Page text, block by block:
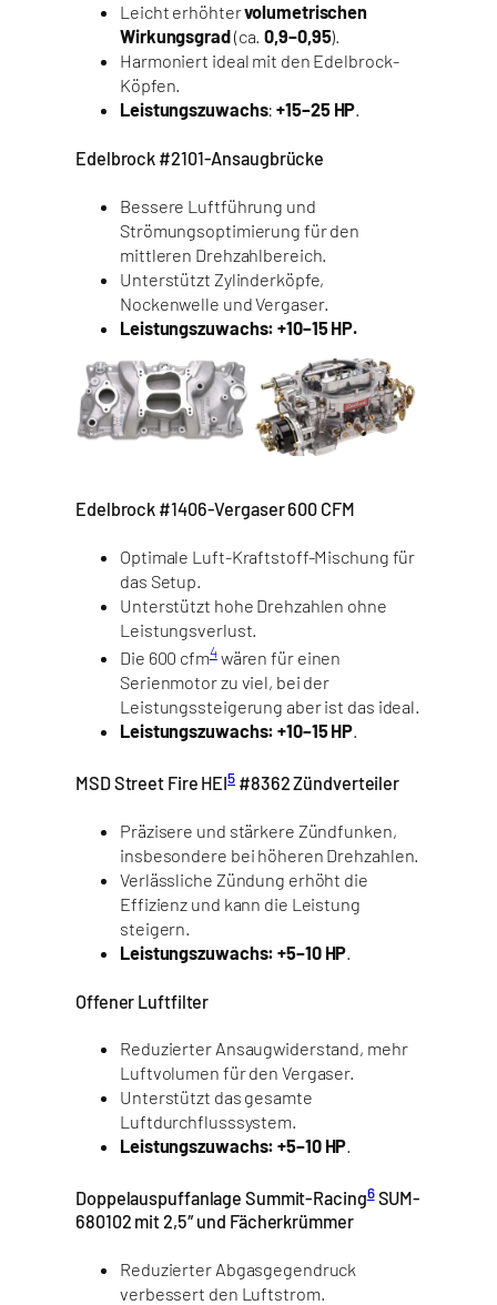
Leicht erhöhtervolumetrischen
Wirkungsgrad(ca.0,9–0,95).
Harmoniert ideal mit den Edelbrock-
Köpfen.
Leistungszuwachs:+15–25 HP.
Edelbrock #2101-Ansaugbrücke
Bessere Luftführung und
Strömungsoptimierung für den
mittleren Drehzahlbereich.
Unterstützt Zylinderköpfe,
Nockenwelle und Vergaser.
Leistungszuwachs: +10–15 HP.
Edelbrock #1406-Vergaser 600 CFM
Optimale Luft-Kraftstoff-Mischung für
das Setup.
Unterstützt hohe Drehzahlen ohne
Leistungsverlust.
Die 600 cfm4wären für einen
Serienmotor zu viel, bei der
Leistungssteigerung aber ist das ideal.
Leistungszuwachs: +10–15 HP.
MSD Street Fire HEI5 #8362 Zündverteiler
Präzisere und stärkere Zündfunken,
insbesondere bei höheren Drehzahlen.
Verlässliche Zündung erhöht die
Effizienz und kann die Leistung
steigern.
Leistungszuwachs: +5–10 HP.
Offener Luftfilter
Reduzierter Ansaugwiderstand, mehr
Luftvolumen für den Vergaser.
Unterstützt das gesamte
Luftdurchflusssystem.
Leistungszuwachs: +5–10 HP.
Doppelauspuffanlage Summit-Racing6SUM-
680102 mit 2,5″ und Fächerkrümmer
Reduzierter Abgasgegendruck
verbessert den Luftstrom.